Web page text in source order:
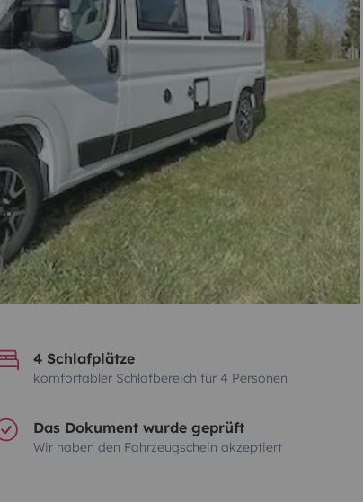
4 Schlafplätze
komfortabler Schlafbereich für 4 Personen
Das Dokument wurde geprüft
Wir haben den Fahrzeugschein akzeptiert